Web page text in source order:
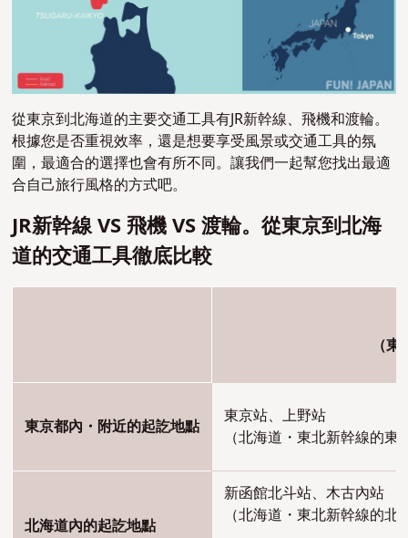
從東京到北海道的主要交通工具有JR新幹線、飛機和渡輪。
根據您是否重視效率，還是想要享受風景或交通工具的氛
圍，最適合的選擇也會有所不同。讓我們一起幫您找出最適
合自己旅行風格的方式吧。
JR新幹線 VS 飛機 VS 渡輪。從東京到北海
道的交通工具徹底比較
（
東京都內・附近的起訖地點
東京站、上野站
（北海道・東北新幹線的
北海道內的起訖地點
新函館北斗站、木古內站
（北海道・東北新幹線的